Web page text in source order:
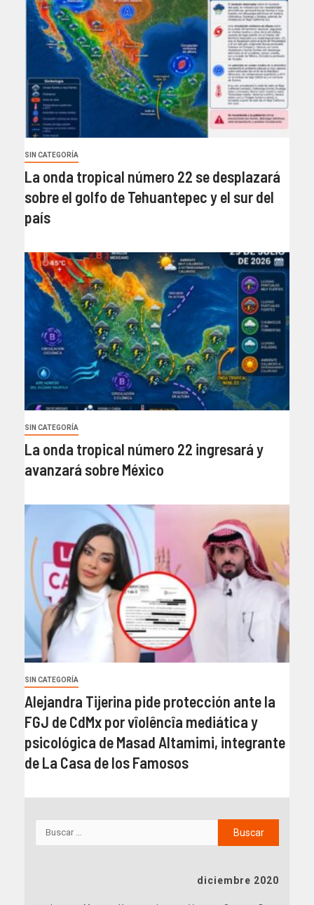
SIN CATEGORÍA
La onda tropical número 22 se desplazará
sobre el golfo de Tehuantepec y el sur del
país
SIN CATEGORÍA
La onda tropical número 22 ingresará y
avanzará sobre México
SIN CATEGORÍA
Alejandra Tijerina pide protección ante la
FGJ de CdMx por vîolêncîa mediática y
psicológica de Masad Altamimi, integrante
de La Casa de los Famosos
diciembre 2020